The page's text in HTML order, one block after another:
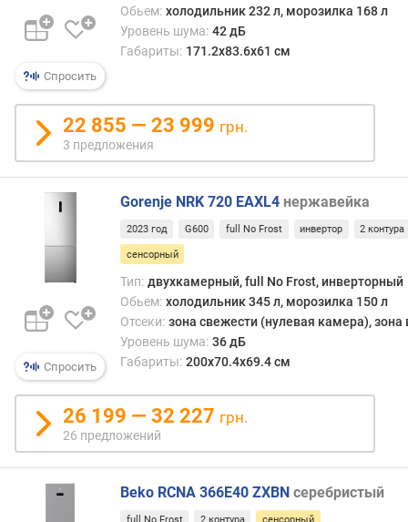
с
в
ж
е
т
н
е
в
а
я
к
м
е
р
а
)
(
Спросить
Обьем: холодильник 232 л, морозилка 168 л
Уровень шума: 42 дБ
Габариты: 171.2x83.6x61 см
22 855 — 23 999 грн.
3 предложения
Спросить
Gorenje NRK 720 EAXL4 нержавейка
2023 год G600 full No Frost инвертор 2 контура
сенсорный
Тип: двухкамерный, full No Frost, инверторный
Обьем: холодильник 345 л, морозилка 150 л
Отсеки: зона свежести (нулевая камера), зона
Уровень шума: 36 дБ
Габариты: 200x70.4x69.4 см
26 199 — 32 227 грн.
26 предложений
Beko RCNA 366E40 ZXBN серебристый